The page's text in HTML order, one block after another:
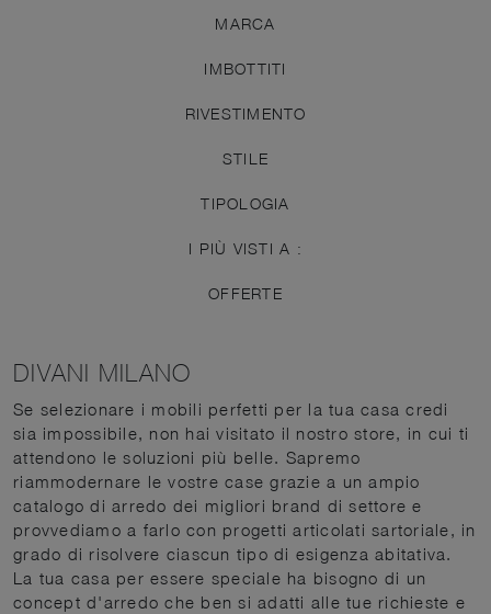
MARCA
IMBOTTITI
RIVESTIMENTO
STILE
TIPOLOGIA
I PIÙ VISTI A :
OFFERTE
DIVANI MILANO
Se selezionare i mobili perfetti per la tua casa credi
sia impossibile, non hai visitato il nostro store, in cui ti
attendono le soluzioni più belle. Sapremo
riammodernare le vostre case grazie a un ampio
catalogo di arredo dei migliori brand di settore e
provvediamo a farlo con progetti articolati sartoriale, in
grado di risolvere ciascun tipo di esigenza abitativa.
La tua casa per essere speciale ha bisogno di un
concept d'arredo che ben si adatti alle tue richieste e